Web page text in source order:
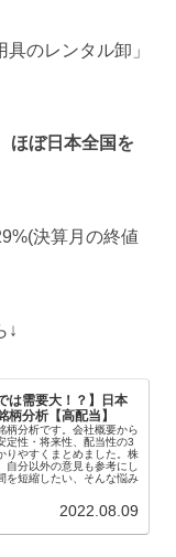
のレンタル卸」
ほぼ日本全国を
決算月の終値
↓
は需要大！？】日本
分析【高配当】
柄分析です。会社概要から
定性・将来性、配当性の3
りやすくまとめました。株
分以外の意見も参考にし
を短縮したい、そんな悩み
2022.08.09